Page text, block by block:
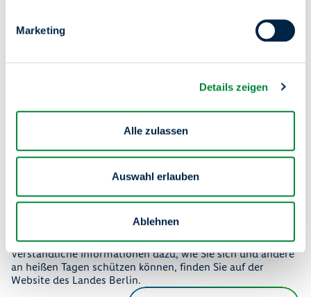
Marketing
Details zeigen
Alle zulassen
Auswahl erlauben
Ablehnen
und zwischendurch einen kühlen Ort
Berlin können Sie schnell sehen, wo
Stationen, schattige Plätze oder
Weitere Verhaltenstipps
Verständliche Informationen dazu, wie Sie sich und andere
an heißen Tagen schützen können, finden Sie auf der
Website des Landes Berlin.